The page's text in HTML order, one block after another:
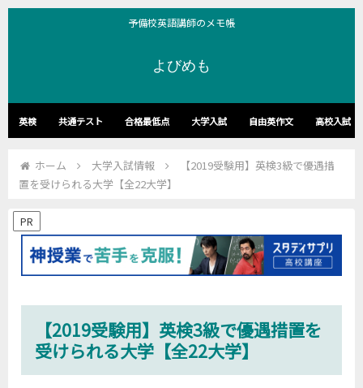
予備校英語講師のメモ帳
よびめも
英検 共通テスト 合格最低点 大学入試 自由英作文 高校入試
ホーム 大学入試情報
【2019受験用】英検3級で優遇措
置を受けられる大学【全22大学】
PR
【2019受験用】英検3級で優遇措置を
受けられる大学【全22大学】